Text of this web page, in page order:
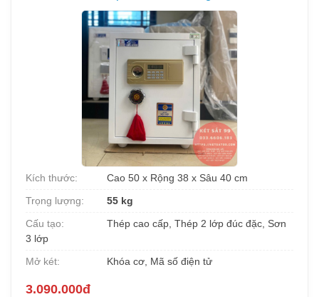
Kích thước:
Cao 50 x Rộng 38 x Sâu 40 cm
Trọng lượng:
55 kg
Cấu tạo:
Thép cao cấp, Thép 2 lớp đúc đặc, Sơn
3 lớp
Mở két:
Khóa cơ, Mã số điện tử
3.090.000đ